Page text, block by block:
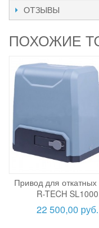
ОТЗЫВЫ
ПОХОЖИЕ
Привод для откатных
R-TECH SL1000
22 500,00 руб.